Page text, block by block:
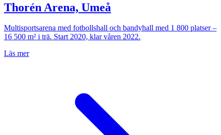
Thorén Arena, Umeå
Multisportsarena med fotbollshall och bandyhall med 1 800 platser –
16 500 m² i trä. Start 2020, klar våren 2022.
Läs mer